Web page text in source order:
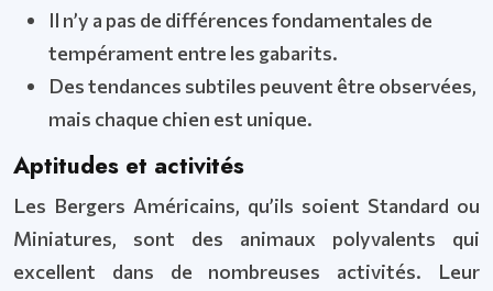
Il n’y a pas de différences fondamentales de
tempérament entre les gabarits.
Des tendances subtiles peuvent être observées,
mais chaque chien est unique.
Aptitudes et activités
Les Bergers Américains, qu’ils soient Standard ou
Miniatures, sont des animaux polyvalents qui
excellent dans de nombreuses activités. Leur